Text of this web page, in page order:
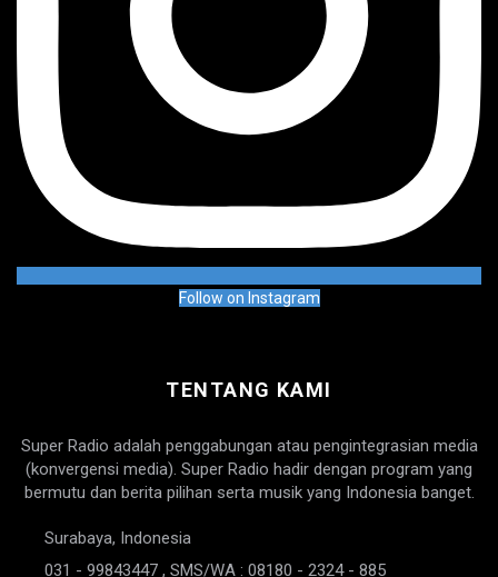
Follow on Instagram
TENTANG KAMI
Super Radio adalah penggabungan atau pengintegrasian media
(konvergensi media). Super Radio hadir dengan program yang
bermutu dan berita pilihan serta musik yang Indonesia banget.
Surabaya, Indonesia
031 - 99843447 , SMS/WA : 08180 - 2324 - 885